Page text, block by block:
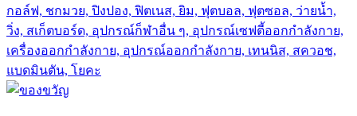
กอล์ฟ, ชกมวย, ปิงปอง, ฟิตเนส, ยิม, ฟุตบอล, ฟุตซอล, ว่ายน้ำ,
วิ่ง, สเก็ตบอร์ด, อุปกรณ์ก็ฬาอื่น ๆ, อุปกรณ์เซฟตี้ออกกำลังกาย,
เครื่องออกกำลังกาย, อุปกรณ์ออกกำลังกาย, เทนนิส, สควอช,
แบดมินตัน, โยคะ